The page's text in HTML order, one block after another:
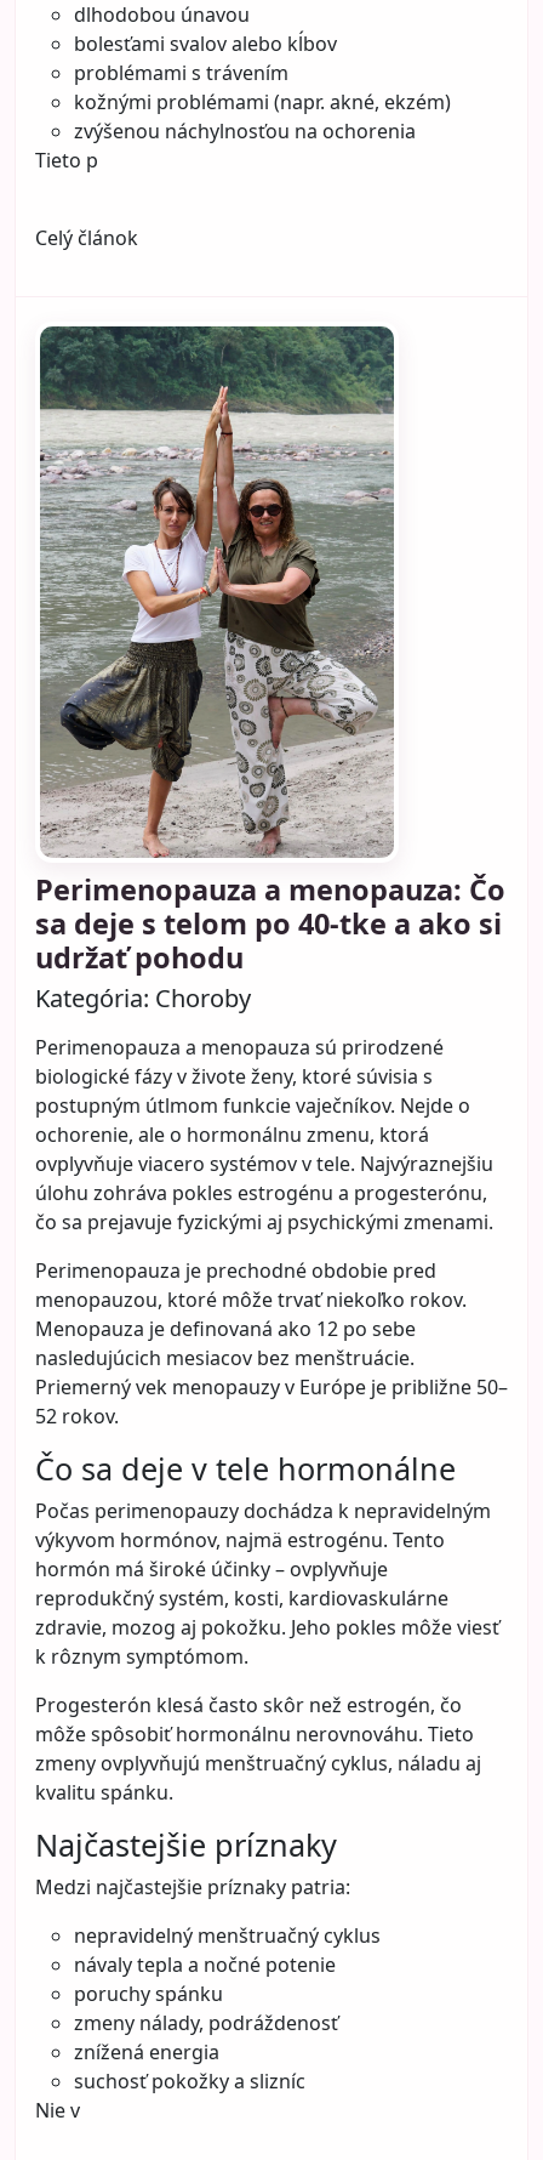
dlhodobou únavou
bolesťami svalov alebo kĺbov
problémami s trávením
kožnými problémami (napr. akné, ekzém)
zvýšenou náchylnosťou na ochorenia
Tieto p
Celý článok
Perimenopauza a menopauza: Čo
sa deje s telom po 40-tke a ako si
udržať pohodu
Kategória: Choroby
Perimenopauza a menopauza sú prirodzené
biologické fázy v živote ženy, ktoré súvisia s
postupným útlmom funkcie vaječníkov. Nejde o
ochorenie, ale o hormonálnu zmenu, ktorá
ovplyvňuje viacero systémov v tele. Najvýraznejšiu
úlohu zohráva pokles estrogénu a progesterónu,
čo sa prejavuje fyzickými aj psychickými zmenami.
Perimenopauza je prechodné obdobie pred
menopauzou, ktoré môže trvať niekoľko rokov.
Menopauza je definovaná ako 12 po sebe
nasledujúcich mesiacov bez menštruácie.
Priemerný vek menopauzy v Európe je približne 50–
52 rokov.
Čo sa deje v tele hormonálne
Počas perimenopauzy dochádza k nepravidelným
výkyvom hormónov, najmä estrogénu. Tento
hormón má široké účinky – ovplyvňuje
reprodukčný systém, kosti, kardiovaskulárne
zdravie, mozog aj pokožku. Jeho pokles môže viesť
k rôznym symptómom.
Progesterón klesá často skôr než estrogén, čo
môže spôsobiť hormonálnu nerovnováhu. Tieto
zmeny ovplyvňujú menštruačný cyklus, náladu aj
kvalitu spánku.
Najčastejšie príznaky
Medzi najčastejšie príznaky patria:
nepravidelný menštruačný cyklus
návaly tepla a nočné potenie
poruchy spánku
zmeny nálady, podráždenosť
znížená energia
suchosť pokožky a slizníc
Nie v